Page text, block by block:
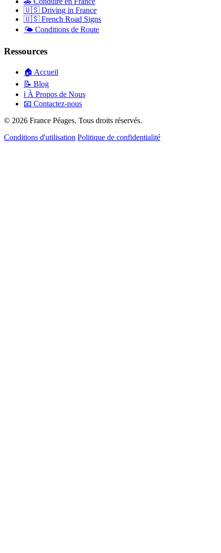
🇺🇸 Driving in France
🇺🇸 French Road Signs
🌤️ Conditions de Route
Ressources
🏠 Accueil
📝 Blog
ℹ️ À Propos de Nous
📧 Contactez-nous
© 2026 France Péages. Tous droits réservés.
Conditions d'utilisation Politique de confidentialité